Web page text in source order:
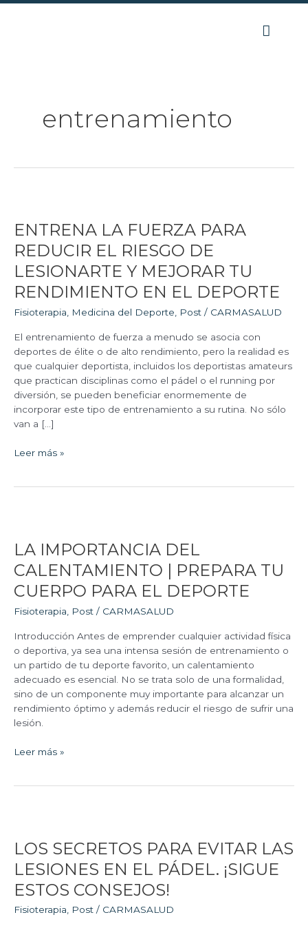
Ir
entrenamiento
ENTRENA LA FUERZA PARA
REDUCIR EL RIESGO DE
LESIONARTE Y MEJORAR TU
RENDIMIENTO EN EL DEPORTE
Fisioterapia Medicina del Deporte Post / CARMASALUD
El entrenamiento de fuerza a menudo se asocia con
deportes de élite o de alto rendimiento, pero la realidad es
que cualquier deportista, incluidos los deportistas amateurs
que practican disciplinas como el pádel o el running por
diversión, se pueden beneficiar enormemente de
incorporar este tipo de entrenamiento a su rutina. No sólo
van a […]
FUERZA
REDUCIR
RIESGO
DE
LESIONARTE
MEJORAR
TU
RENDIMIENTO
EN
EL
DEPORTE
Leer más »
LA IMPORTANCIA DEL
CALENTAMIENTO | PREPARA TU
CUERPO PARA EL DEPORTE
Fisioterapia Post / CARMASALUD
Introducción Antes de emprender cualquier actividad física
o deportiva, ya sea una intensa sesión de entrenamiento o
un partido de tu deporte favorito, un calentamiento
adecuado es esencial. No se trata solo de una formalidad,
sino de un componente muy importante para alcanzar un
rendimiento óptimo y además reducir el riesgo de sufrir una
lesión.
DEL
|
PREPARA
CUERPO
PARA
EL
DEPORTE
Leer más »
LOS SECRETOS PARA EVITAR LAS
LESIONES EN EL PÁDEL. ¡SIGUE
ESTOS CONSEJOS!
Fisioterapia, Post / CARMASALUD
PARA
LAS
LESIONES